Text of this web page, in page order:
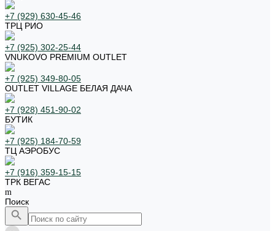
+7 (929) 630-45-46
ТРЦ РИО
+7 (925) 302-25-44
VNUKOVO PREMIUM OUTLET
+7 (925) 349-80-05
OUTLET VILLAGE БЕЛАЯ ДАЧА
+7 (928) 451-90-02
БУТИК
+7 (925) 184-70-59
ТЦ АЭРОБУС
+7 (916) 359-15-15
ТРК ВЕГАС
Поиск